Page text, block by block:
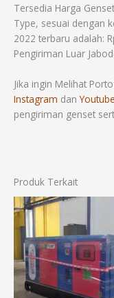
Tersedia Harga
Type, sesuai dengan
2022 terbaru adalah:
Pengiriman Luar
Jika ingin Melihat
Instagram danYoutube
pengiriman genset
Produk Terkait